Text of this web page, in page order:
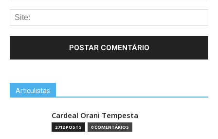
Articulistas
Cardeal Orani Tempesta
2712 POSTS 0 COMENTÁRIOS